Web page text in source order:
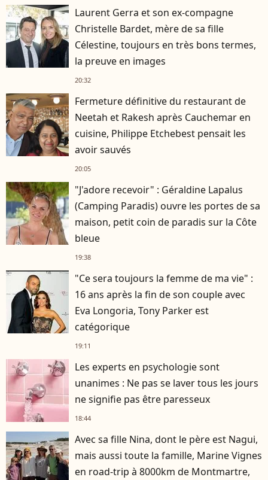
Laurent Gerra et son ex-compagne
Christelle Bardet, mère de sa fille
Célestine, toujours en très bons termes,
la preuve en images
20:32
Fermeture définitive du restaurant de
Neetah et Rakesh après Cauchemar en
cuisine, Philippe Etchebest pensait les
avoir sauvés
20:05
"J'adore recevoir" : Géraldine Lapalus
(Camping Paradis) ouvre les portes de sa
maison, petit coin de paradis sur la Côte
bleue
19:38
"Ce sera toujours la femme de ma vie" :
16 ans après la fin de son couple avec
Eva Longoria, Tony Parker est
catégorique
19:11
Les experts en psychologie sont
unanimes : Ne pas se laver tous les jours
ne signifie pas être paresseux
18:44
Avec sa fille Nina, dont le père est Nagui,
mais aussi toute la famille, Marine Vignes
en road-trip à 8000km de Montmartre,